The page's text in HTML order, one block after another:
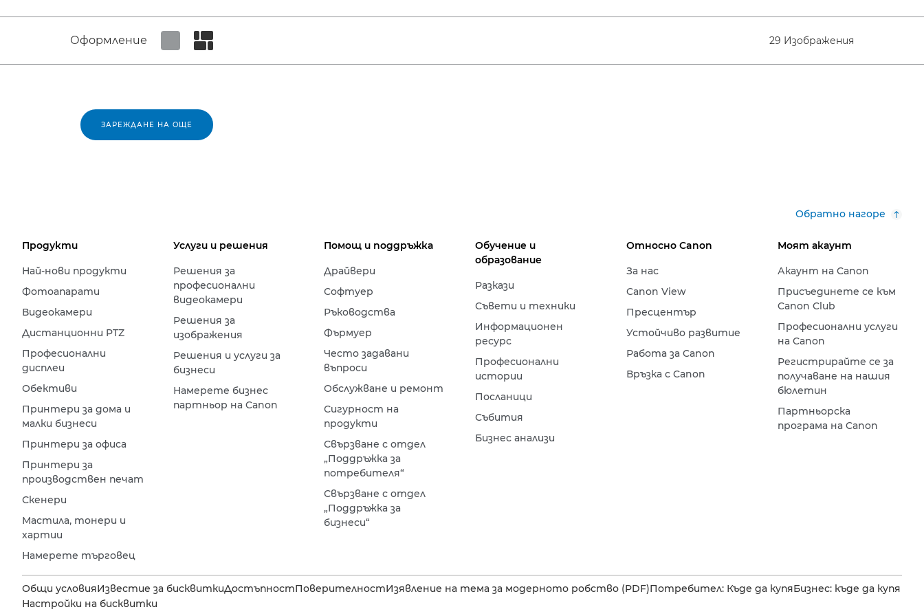
Оформление 29 Изображения
ЗАРЕЖДАНЕ НА ОЩЕ
Обратно нагоре
Продукти
Най-нови продукти
Фотоапарати
Видеокамери
Дистанционни PTZ
Професионални
дисплеи
Обективи
Принтери за дома и
малки бизнеси
Принтери за офиса
Принтери за
производствен печат
Скенери
Мастила, тонери и
хартии
Намерете търговец
Услуги и решения
Решения за
професионални
видеокамери
Решения за
изображения
Решения и услуги за
бизнеси
Намерете бизнес
партньор на Canon
Помощ и поддръжка
Драйвери
Софтуер
Ръководства
Фърмуер
Често задавани
въпроси
Обслужване и ремонт
Сигурност на
продукти
Свързване с отдел
„Поддръжка за
потребителя“
Свързване с отдел
„Поддръжка за
бизнеси“
Обучение и
образование
Разкази
Съвети и техники
Информационен
ресурс
Професионални
истории
Посланици
Събития
Бизнес анализи
Относно Canon
За нас
Canon View
Пресцентър
Устойчиво развитие
Работа за Canon
Връзка с Canon
Моят акаунт
Акаунт на Canon
Присъединете се към
Canon Club
Професионални услуги
на Canon
Регистрирайте се за
получаване на нашия
бюлетин
Партньорска
програма на Canon
Общи условияИзвестие за бисквиткиДостъпностПоверителностИзявление на тема за модерното робство (PDF)Потребител: Къде да купяБизнес: къде да купя
Настройки на бисквитки